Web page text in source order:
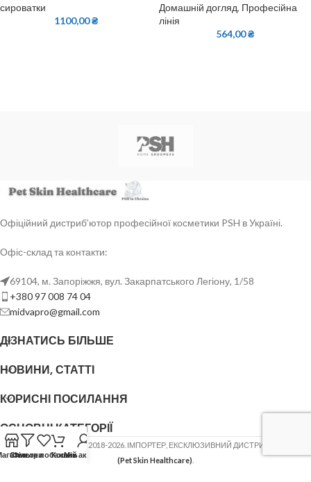
сироватки
1100,00₴
Домашній догляд, Професійна
лінія
564,00₴
Офіційний дистриб’ютор професійної косметики PSH в Україні.
Офіс-склад та контакти:
69104, м. Запоріжжя, вул. Закарпатського Легіону, 1/58
+380 97 008 74 04
midvapro@gmail.com
ДІЗНАТИСЬ БІЛЬШЕ
НОВИНИ, СТАТТІ
КОРИСНІ ПОСИЛАННЯ
ОСНОВНІ КАТЕГОРІЇ
ФОП ШОВГЕНЮК Ю.В. 2018-2026. ІМПОРТЕР, ЕКСКЛЮЗИВНИЙ ДИСТРИБ'ЮТОР
(Pet Skin Healthcare)
Фільтри
Список побажань
КошикМій акаунт